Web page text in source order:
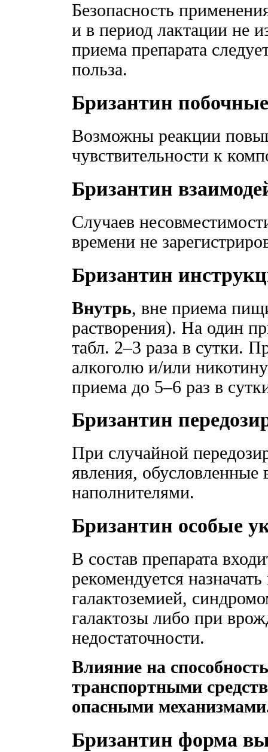
Безопасность
и в период лактации не
приема препарата
польза.
Бризантин
Возможны реакции
чувствительности к
Бризантин
Случаев
времени не
Бризантин
Внутрь, вне приема
растворения). На один
табл. 2–3 раза в сутки.
алкоголю и/или
приема до 5–6 раз в
Бризантин
При случайной
явления, обусловленные
наполнителями.
Бризантин особые
В состав препарата
рекомендуется
галактоземией,
галактозы либо при
недостаточности.
Влияние на
транспортными
опасными
Бризантин форма